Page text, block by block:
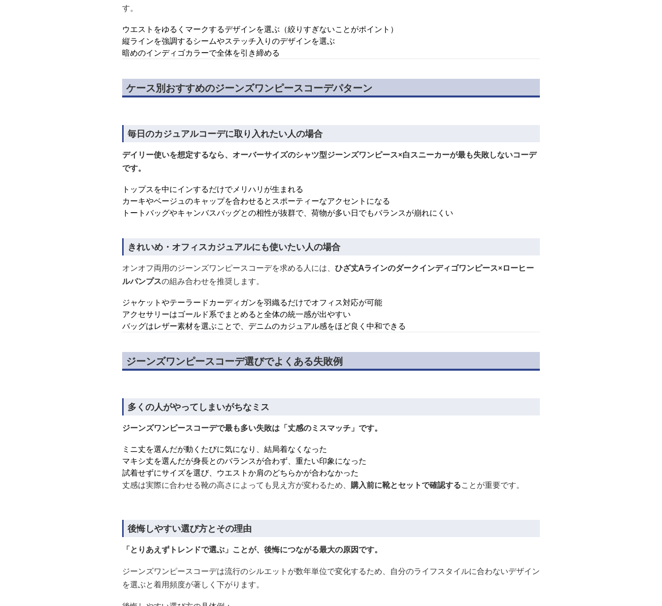
す。
ウエストをゆるくマークするデザインを選ぶ（絞りすぎないことがポイント）
縦ラインを強調するシームやステッチ入りのデザインを選ぶ
暗めのインディゴカラーで全体を引き締める
ケース別おすすめのジーンズワンピースコーデパターン
毎日のカジュアルコーデに取り入れたい人の場合
デイリー使いを想定するなら、オーバーサイズのシャツ型ジーンズワンピース×白スニーカーが最も失敗しないコーデ
です。
トップスを中にインするだけでメリハリが生まれる
カーキやベージュのキャップを合わせるとスポーティーなアクセントになる
トートバッグやキャンバスバッグとの相性が抜群で、荷物が多い日でもバランスが崩れにくい
きれいめ・オフィスカジュアルにも使いたい人の場合
オンオフ両用のジーンズワンピースコーデを求める人には、 ひざ丈Aラインのダークインディゴワンピース×ローヒー
ルパンプスの組み合わせを推奨します。
ジャケットやテーラードカーディガンを羽織るだけでオフィス対応が可能
アクセサリーはゴールド系でまとめると全体の統一感が出やすい
バッグはレザー素材を選ぶことで、デニムのカジュアル感をほど良く中和できる
ジーンズワンピースコーデ選びでよくある失敗例
多くの人がやってしまいがちなミス
ジーンズワンピースコーデで最も多い失敗は「丈感のミスマッチ」です。
ミニ丈を選んだが動くたびに気になり、結局着なくなった
マキシ丈を選んだが身長とのバランスが合わず、重たい印象になった
試着せずにサイズを選び、ウエストか肩のどちらかが合わなかった
丈感は実際に合わせる靴の高さによっても見え方が変わるため、 購入前に靴とセットで確認することが重要です。
後悔しやすい選び方とその理由
「とりあえずトレンドで選ぶ」ことが、後悔につながる最大の原因です。
ジーンズワンピースコーデは流行のシルエットが数年単位で変化するため、自分のライフスタイルに合わないデザイン
を選ぶと着用頻度が著しく下がります。